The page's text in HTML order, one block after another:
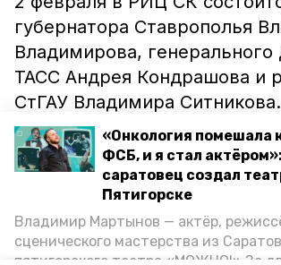
«Онкология помешала
ФСБ, и я стал
саратовец создал
Пятигорске
Владимир Мартынов — актёр,
сценического мастерства из
пятигорского театра «МОЖНО!» За
губернатора Ставрополья
Владимирова, генерального
ТАСС Андрея Кондрашова и
СтГАУ Владимира Ситникова.
Информагентство будет
брифинг на своёмYouTube-
Пресс-центр ТАСС в
пятым в стране. До этого
площадки были открыты в